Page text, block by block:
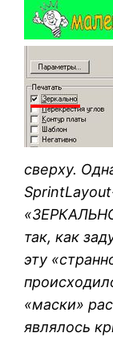
сверху.
так, как
эту
«маски»
являлось